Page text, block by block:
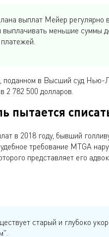
выплат Мейер регулярно
выплачивать меньшие суммы
поданном в Высший суд Нью-
2 782 500 долларов.
пытается
в 2018 году, бывший
требование MTGA
представляет его
старый и глубоко